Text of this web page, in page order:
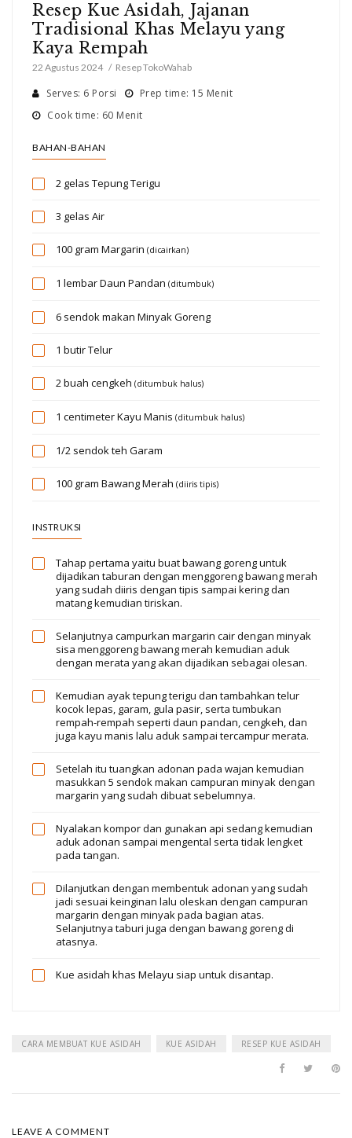
Resep Kue Asidah, Jajanan
Tradisional Khas Melayu yang
Kaya Rempah
22 Agustus 2024 Resep TokoWahab
Serves: 6 Porsi
Prep time: 15 Menit
Cook time: 60 Menit
BAHAN-BAHAN
2 gelas Tepung Terigu
3 gelas Air
100 gram Margarin (dicairkan)
1 lembarDaun Pandan (ditumbuk)
6 sendok makan Minyak Goreng
1 butirTelur
2 buah cengkeh (ditumbuk halus)
1 centimeterKayu Manis (ditumbuk halus)
1/2 sendok teh Garam
100 gram Bawang Merah (diiris tipis)
INSTRUKSI
Tahap pertama yaitu buat bawang goreng untuk
dijadikan taburan dengan menggoreng bawang merah
yang sudah diiris dengan tipis sampai kering dan
matang kemudian tiriskan.
Selanjutnya campurkan margarin cair dengan minyak
sisa menggoreng bawang merah kemudian aduk
dengan merata yang akan dijadikan sebagai olesan.
Kemudian ayak tepung terigu dan tambahkan telur
kocok lepas, garam, gula pasir, serta tumbukan
rempah-rempah seperti daun pandan, cengkeh, dan
juga kayu manis lalu aduk sampai tercampur merata.
Setelah itu tuangkan adonan pada wajan kemudian
masukkan 5 sendok makan campuran minyak dengan
margarin yang sudah dibuat sebelumnya.
Nyalakan kompor dan gunakan api sedang kemudian
aduk adonan sampai mengental serta tidak lengket
pada tangan.
Dilanjutkan dengan membentuk adonan yang sudah
jadi sesuai keinginan lalu oleskan dengan campuran
margarin dengan minyak pada bagian atas.
Selanjutnya taburi juga dengan bawang goreng di
atasnya.
Kue asidah khas Melayu siap untuk disantap.
CARA MEMBUAT KUE ASIDAH KUE ASIDAH RESEP KUE ASIDAH
LEAVE A COMMENT